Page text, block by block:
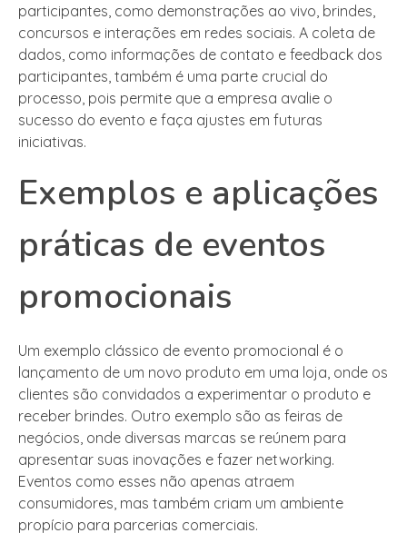
participantes, como demonstrações ao vivo, brindes,
concursos e interações em redes sociais. A coleta de
dados, como informações de contato e feedback dos
participantes, também é uma parte crucial do
processo, pois permite que a empresa avalie o
sucesso do evento e faça ajustes em futuras
iniciativas.
Exemplos e aplicações
práticas de eventos
promocionais
Um exemplo clássico de evento promocional é o
lançamento de um novo produto em uma loja, onde os
clientes são convidados a experimentar o produto e
receber brindes. Outro exemplo são as feiras de
negócios, onde diversas marcas se reúnem para
apresentar suas inovações e fazer networking.
Eventos como esses não apenas atraem
consumidores, mas também criam um ambiente
propício para parcerias comerciais.